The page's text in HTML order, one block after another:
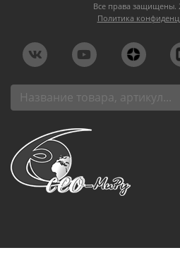
Все права защищены.
Политика